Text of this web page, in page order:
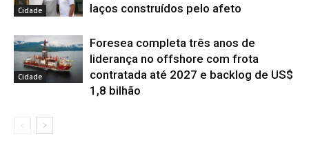
Cidade
laços construídos pelo afeto
Cidade
Foresea completa três anos de
liderança no offshore com frota
contratada até 2027 e backlog de US$
1,8 bilhão